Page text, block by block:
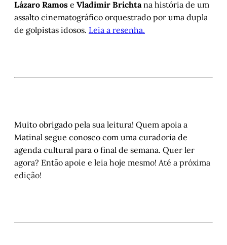
Lázaro Ramos e Vladimir Brichta na história de um
assalto cinematográfico orquestrado por uma dupla
de golpistas idosos. Leia a resenha.
Muito obrigado pela sua leitura! Quem apoia a
Matinal segue conosco com uma curadoria de
agenda cultural para o final de semana. Quer ler
agora? Então apoie e leia hoje mesmo! Até a próxima
edição!